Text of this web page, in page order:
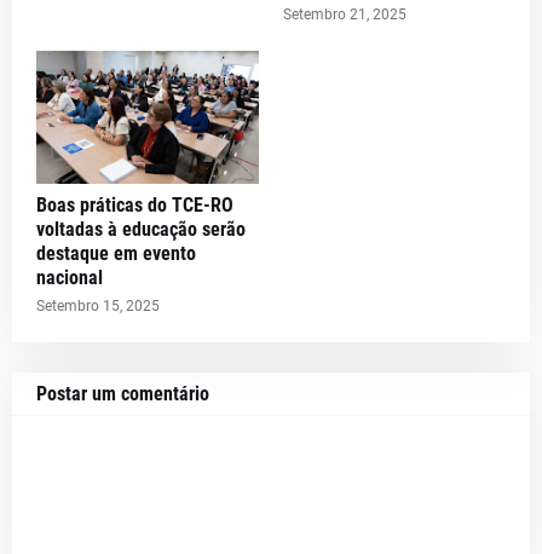
Setembro 21, 2025
Boas práticas do TCE-RO
voltadas à educação serão
destaque em evento
nacional
Setembro 15, 2025
Postar um comentário